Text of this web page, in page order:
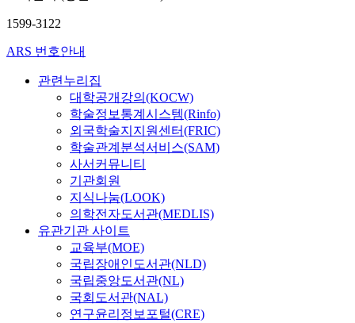
1599-3122
ARS 번호안내
관련누리집
대학공개강의(KOCW)
학술정보통계시스템(Rinfo)
외국학술지지원센터(FRIC)
학술관계분석서비스(SAM)
사서커뮤니티
기관회원
지식나눔(LOOK)
의학전자도서관(MEDLIS)
유관기관 사이트
교육부(MOE)
국립장애인도서관(NLD)
국립중앙도서관(NL)
국회도서관(NAL)
연구윤리정보포털(CRE)